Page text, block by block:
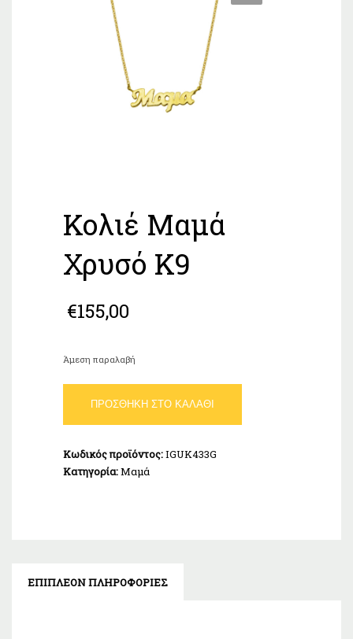
Κολιέ Μαμά
Χρυσό Κ9
€155,00
Άμεση παραλαβή
Χρυσό
ποσότητα
ΠΡΟΣΘΉΚΗ ΣΤΟ ΚΑΛΆΘΙ
Κωδικός προϊόντος:IGUK433G
Κατηγορία:Μαμά
ΕΠΙΠΛΈΟΝ ΠΛΗΡΟΦΟΡΊΕΣ